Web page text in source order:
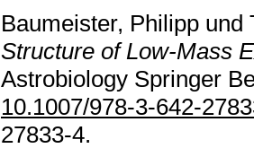
Baumeister, Philipp und
Structure of Low-Mass
Astrobiology Springer
10.1007/978-3-642-
27833-4.